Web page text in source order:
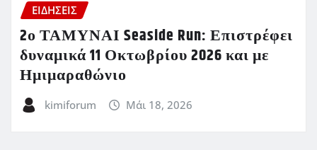
ΕΙΔΗΣΕΙΣ
2ο ΤΑΜΥΝΑΙ Seaside Run: Επιστρέφει
δυναμικά 11 Οκτωβρίου 2026 και με
Ημιμαραθώνιο
kimiforum Μάι 18, 2026